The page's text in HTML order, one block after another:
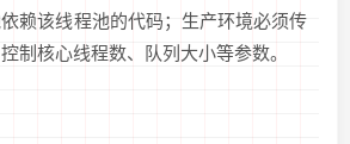
赖该线程池的代码；生产环境必须传
制核心线程数、队列大小等参数。